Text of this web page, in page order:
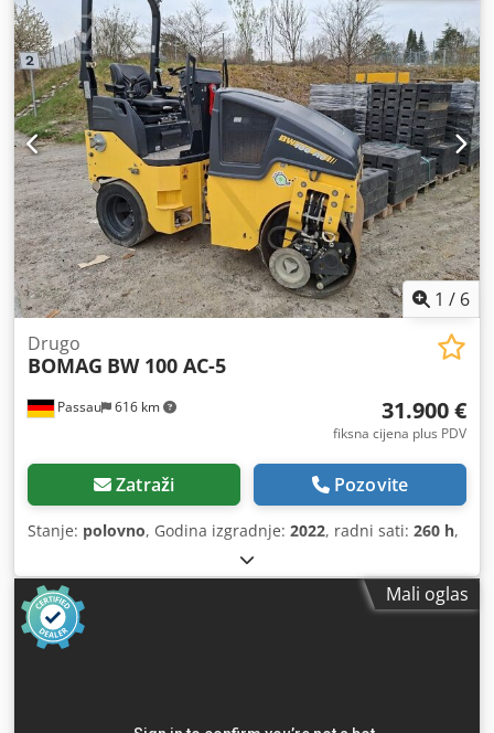
1 / 6
Passau 616 km
Drugo
BOMAG BW 100 AC-5
31.900 €
fiksna cijena plus PDV
Zatraži Pozovite
Stanje: polovno, Godina izgradnje: 2022, radni sati: 260 h,
Mali oglas